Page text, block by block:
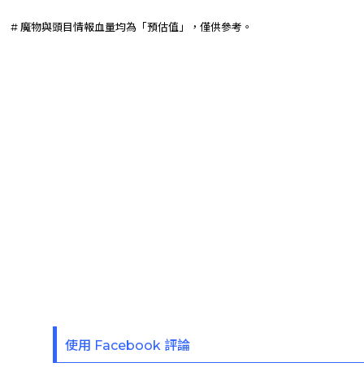
# 魔物與頭目情報血量均為「預估值」，僅供參考。
使用 Facebook 評論